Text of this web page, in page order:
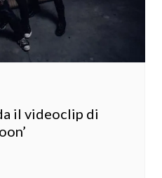
il videoclip di